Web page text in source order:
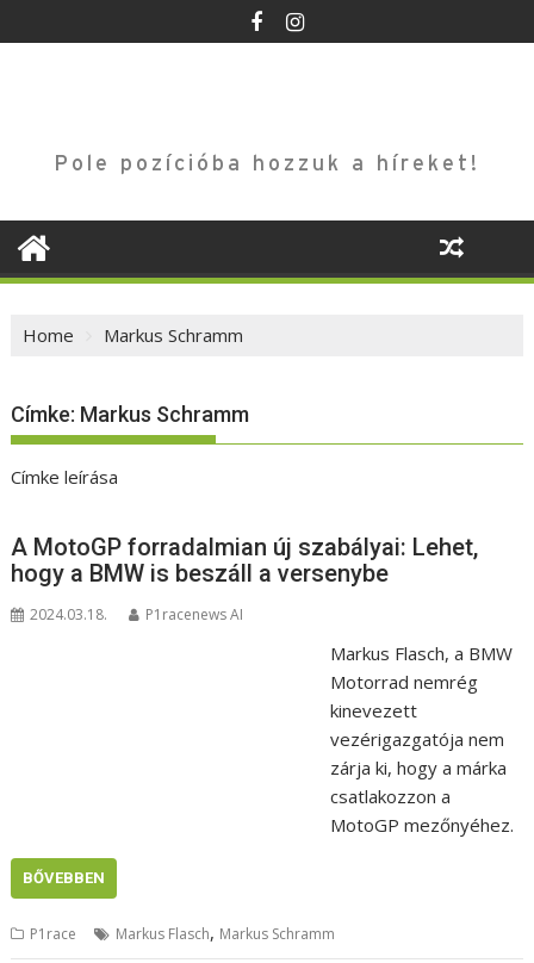
to
Pole pozícióba hozzuk a híreket!
Home Markus Schramm
Címke: Markus Schramm
Címke leírása
A MotoGP forradalmian új szabályai: Lehet,
hogy a BMW is beszáll a versenybe
2024.03.18. P1racenews AI
Markus Flasch, a BMW
Motorrad nemrég
kinevezett
vezérigazgatója nem
zárja ki, hogy a márka
csatlakozzon a
MotoGP mezőnyéhez.
BŐVEBBEN
P1race Markus Flasch, Markus Schramm